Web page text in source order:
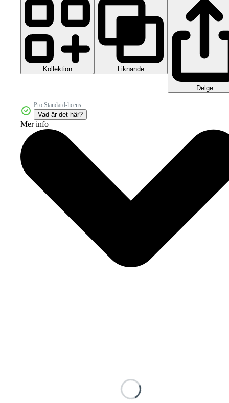
Kollektion Liknande
Delge
Pro Standard-licens
Vad är det här?
Mer info